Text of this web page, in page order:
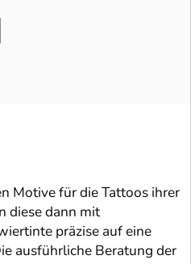
Motive für die Tattoos ihrer
diese dann mit
präzise auf eine
ausführliche Beratung der